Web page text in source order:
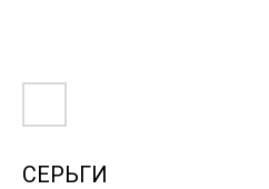
СЕРЬГИ